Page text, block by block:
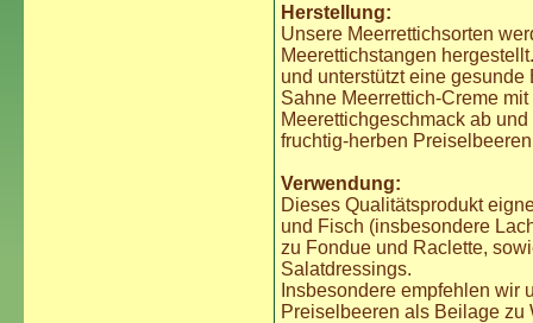
Herstellung:
Unsere Meerrettichsorten
Meerettichstangen
und unterstützt eine
Sahne Meerrettich-Creme
Meerettichgeschmack ab
fruchtig-herben
Verwendung:
Dieses Qualitätsprodukt
und Fisch (insbesondere
zu Fondue und Raclette,
Salatdressings.
Insbesondere empfehlen wir
Preiselbeeren als Beilage zu